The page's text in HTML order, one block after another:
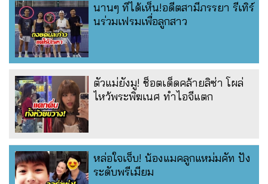
นานๆ ทีได้เห็น!อดีตสามีภรรยา รีเทิร์
นร่วมเฟรมเพื่อลูกสาว
ตัวแม่ยังมู! ช็อตเด็ดคล้ายลิซ่า โผล่
ไหว้พระพิฆเนศ ทำไอจีแตก
หล่อใจเจ็บ! น้องแมคลูกแหม่มคัท ปัง
ระดับพรีเมียม